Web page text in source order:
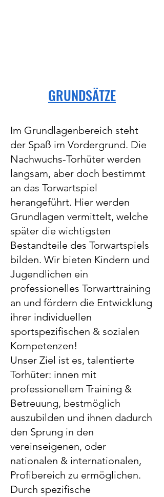
GRUNDSÄTZE
Im Grundlagenbereich steht
der Spaß im Vordergrund. Die
Nachwuchs-Torhüter werden
langsam, aber doch bestimmt
an das Torwartspiel
herangeführt. Hier werden
Grundlagen vermittelt, welche
später die wichtigsten
Bestandteile des Torwartspiels
bilden. Wir bieten Kindern und
Jugendlichen ein
professionelles Torwarttraining
an und fördern die Entwicklung
ihrer individuellen
sportspezifischen & sozialen
Kompetenzen!
Unser Ziel ist es, talentierte
Torhüter: innen mit
professionellem Training &
Betreuung, bestmöglich
auszubilden und ihnen dadurch
den Sprung in den
vereinseigenen, oder
nationalen & internationalen,
Profibereich zu ermöglichen.
Durch spezifische